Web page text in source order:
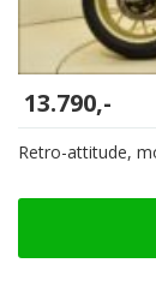
13.790,-
Retro-attitude,